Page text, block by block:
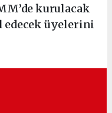
kurulacak
edecek üyelerini